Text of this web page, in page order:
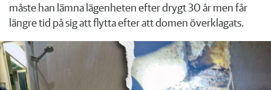
måste han lämna lägenheten efter drygt 30 år men får
längre tid på sig att flytta efter att domen överklagats.